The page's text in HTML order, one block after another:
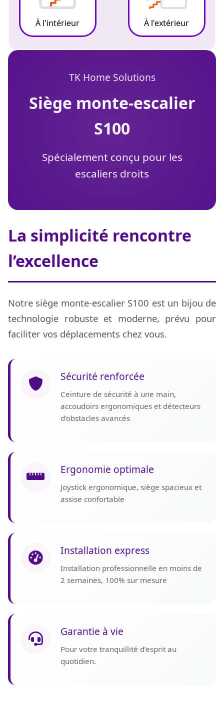
À l'intérieur À l'extérieur
TK Home Solutions
siège monte-escalier
S100
Spécialement conçu pour les
escaliers droits
La simplicité rencontre
l’excellence
Notre siège monte-escalier S100 est un bijou de
technologie robuste et moderne, prévu pour
faciliter vos déplacements chez vous.
Sécurité renforcée
Ceinture de sécurité à une main,
accoudoirs ergonomiques et détecteurs
d'obstacles avancés
Ergonomie optimale
Joystick ergonomique, siège spacieux et
assise confortable
Installation express
Installation professionnelle en moins de
2 semaines, 100% sur mesure
Garantie à vie
Pour votre tranquillité d’esprit au
quotidien.